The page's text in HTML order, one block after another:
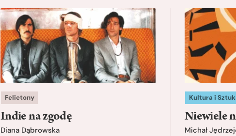
Felietony
Indie na zgodę
Diana Dąbrowska
Kultura i
Niewiele
Michał